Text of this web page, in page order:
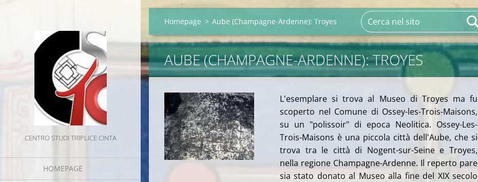
CENTRO STUDI TRIPLICE CINTA
HOMEPAGE
Homepage > Aube (Champagne-Ardenne): Troyes
AUBE (CHAMPAGNE-ARDENNE): TROYES
L'esemplare si trova al Museo di Troyes ma fu
scoperto nel Comune di Ossey-les-Trois-Maisons,
su un "polissoir" di epoca Neolitica. Ossey-Les-
Trois-Maisons è una piccola città dell'Aube, che si
trova tra le città di Nogent-sur-Seine e Troyes,
nella regione Champagne-Ardenne. Il reperto pare
sia stato donato al Museo alla fine del XIX secolo